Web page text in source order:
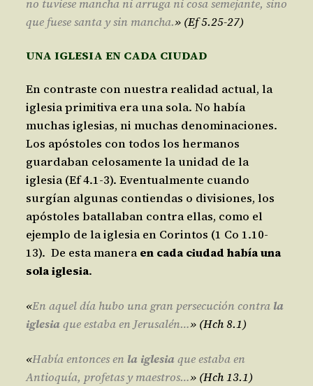
no tuviese mancha ni arruga ni cosa semejante, sino
que fuese santa y sin mancha.» (Ef 5.25-27)
UNA IGLESIA EN CADA CIUDAD
En contraste con nuestra realidad actual, la
iglesia primitiva era una sola. No había
muchas iglesias, ni muchas denominaciones.
Los apóstoles con todos los hermanos
guardaban celosamente la unidad de la
iglesia (Ef 4.1-3). Eventualmente cuando
surgían algunas contiendas o divisiones, los
apóstoles batallaban contra ellas, como el
ejemplo de la iglesia en Corintos (1 Co 1.10-
13). De esta maneraen cada ciudad había una
sola iglesia.
«En aquel día hubo una gran persecución contra la
iglesia que estaba en Jerusalén…» (Hch 8.1)
«Había entonces en la iglesia que estaba en
Antioquía, profetas y maestros…» (Hch 13.1)